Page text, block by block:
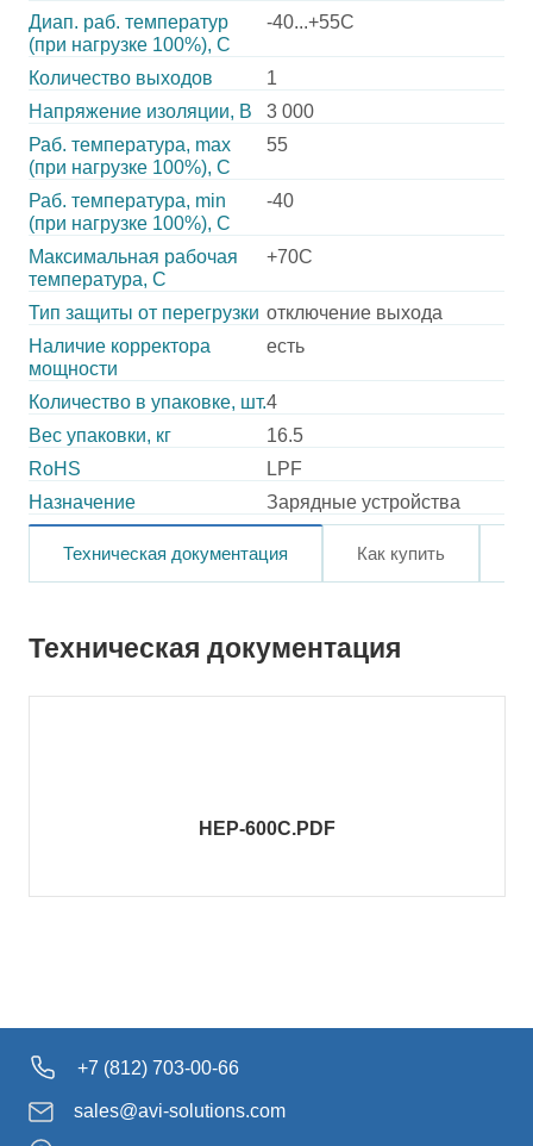
Диап. раб. температур
(при нагрузке 100%), C
-40...+55C
Количество выходов
1
Напряжение изоляции, В
3 000
Раб. температура, max
(при нагрузке 100%), C
55
Раб. температура, min
(при нагрузке 100%), C
-40
Максимальная рабочая
температура, C
+70C
Тип защиты от перегрузки отключение выхода
Наличие корректора
мощности
есть
Количество в упаковке, шт.4
Вес упаковки, кг
16.5
RoHS
LPF
Назначение
Зарядные устройства
Техническая документация Как купить
Техническая документация
HEP-600C.PDF
+7 (812) 703-00-66
sales@avi-solutions.com